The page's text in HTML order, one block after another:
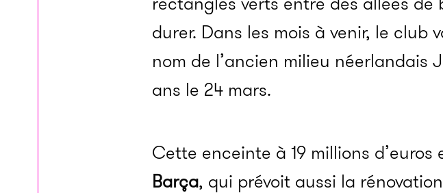
durer. Dans les mois à venir, le
nom de l’ancien milieu
ans le 24 mars.
Cette enceinte à 19 millions
Barça, qui prévoit aussi la